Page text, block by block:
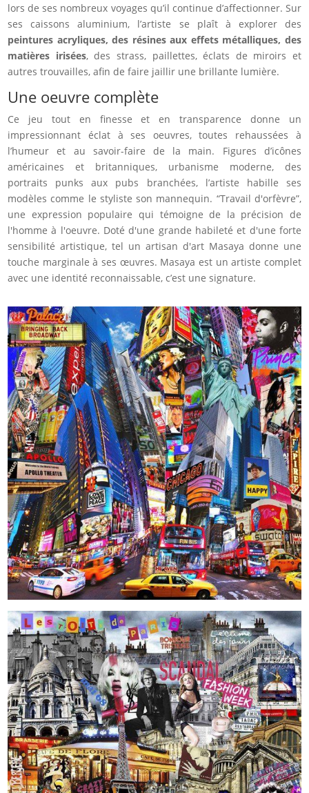
lors de ses nombreux voyages qu’il continue d’affectionner. Sur
ses caissons aluminium, l’artiste se plaît à explorer des
peintures acryliques, des résines aux effets métalliques, des
matières irisées, des strass, paillettes, éclats de miroirs et
autres trouvailles, afin de faire jaillir une brillante lumière.
Une oeuvre complète
Ce jeu tout en finesse et en transparence donne un
impressionnant éclat à ses oeuvres, toutes rehaussées à
l’humeur et au savoir-faire de la main. Figures d’icônes
américaines et britanniques, urbanisme moderne, des
portraits punks aux pubs branchées, l’artiste habille ses
modèles comme le styliste son mannequin. “Travail d'orfèvre”,
une expression populaire qui témoigne de la précision de
l'homme à l'oeuvre. Doté d'une grande habileté et d'une forte
sensibilité artistique, tel un artisan d'art Masaya donne une
touche marginale à ses œuvres. Masaya est un artiste complet
avec une identité reconnaissable, c’est une signature.